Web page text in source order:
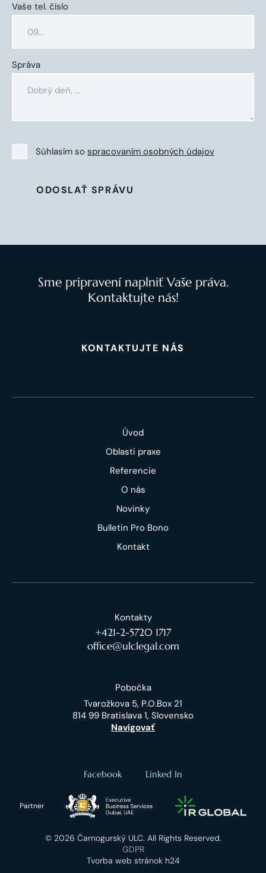
Vaše tel. číslo
Správa
Súhlasím so spracovaním osobných údajov
ODOSLAŤ SPRÁVU
Sme pripravení naplniť Vaše práva.
Kontaktujte nás!
KONTAKTUJTE NÁS
Úvod
Oblasti praxe
Referencie
O nás
Novinky
Bulletin Pro Bono
Kontakt
Kontakty
+421-2-5720 1717
office@ulclegal.com
Pobočka
Tvarožkova 5, P.O.Box 21
814 99 Bratislava 1, Slovensko
Navigovať
Facebook Linked In
Partner
© 2026 Čarnogurský ULC. All Rights Reserved.
GDPR
Tvorba web stránok h24